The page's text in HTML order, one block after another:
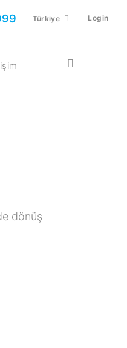
Türkiye Login
dönüş